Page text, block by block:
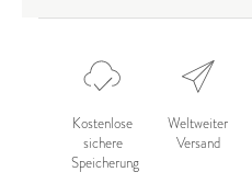
Kostenlose
sichere
Speicherung
Weltweiter
Versand